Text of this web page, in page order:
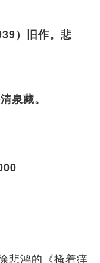
）旧作。悲
泉藏。
悲鸿的《搔着痒